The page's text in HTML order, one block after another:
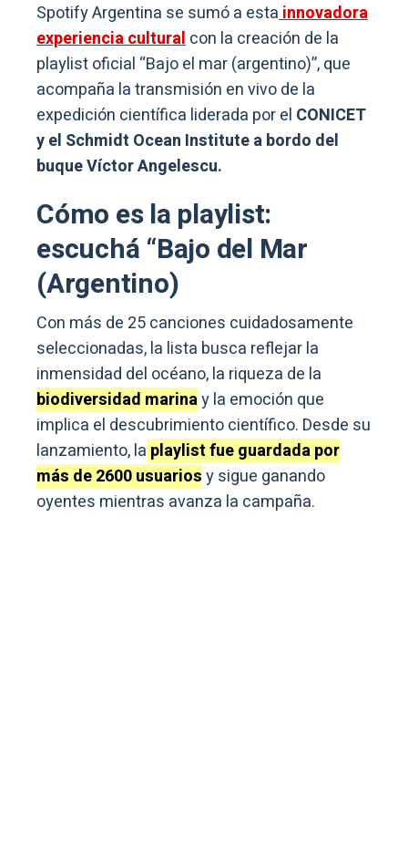
Spotify Argentina se sumó a estainnovadora
experiencia culturalcon la creación de la
playlist oficial “Bajo el mar (argentino)”, que
acompaña la transmisión en vivo de la
expedición científica liderada por el CONICET
y el Schmidt Ocean Institute a bordo del
buque Víctor Angelescu.
Cómo es la playlist:
escuchá “Bajo del Mar
(Argentino)
Con más de 25 canciones cuidadosamente
seleccionadas, la lista busca reflejar la
inmensidad del océano, la riqueza de la
biodiversidad marinay la emoción que
implica el descubrimiento científico. Desde su
lanzamiento, la playlist fue guardada por
más de 2600 usuariosy sigue ganando
oyentes mientras avanza la campaña.